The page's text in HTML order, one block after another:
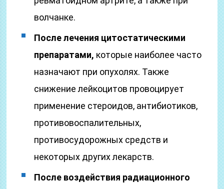
волчанке.
После лечения цитостатическими
препаратами, которые наиболее часто
назначают при опухолях. Также
снижение лейкоцитов провоцирует
применение стероидов, антибиотиков,
противовоспалительных,
противосудорожных средств и
некоторых других лекарств.
После воздействия радиационного